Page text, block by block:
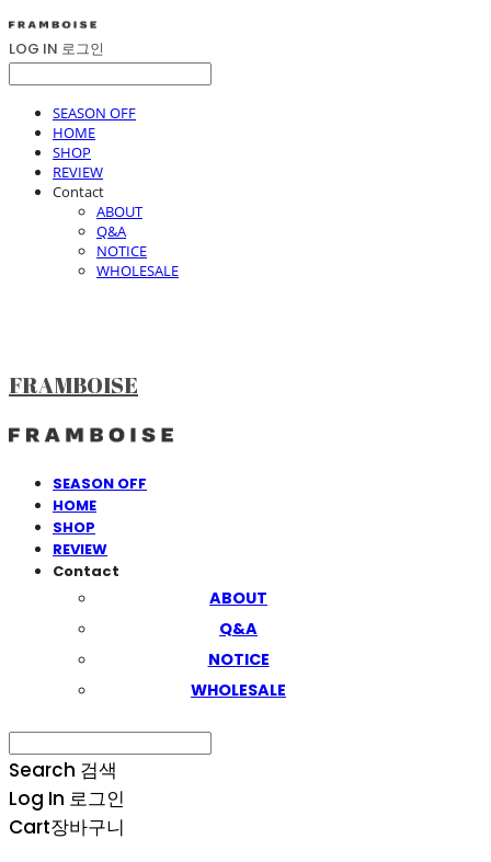
LOG IN 로그인
SEASON OFF
HOME
SHOP
REVIEW
Contact
ABOUT
Q&A
NOTICE
WHOLESALE
FRAMBOISE
SEASON OFF
HOME
SHOP
REVIEW
Contact
ABOUT
Q&A
NOTICE
WHOLESALE
Search 검색
Log In 로그인
Cart장바구니